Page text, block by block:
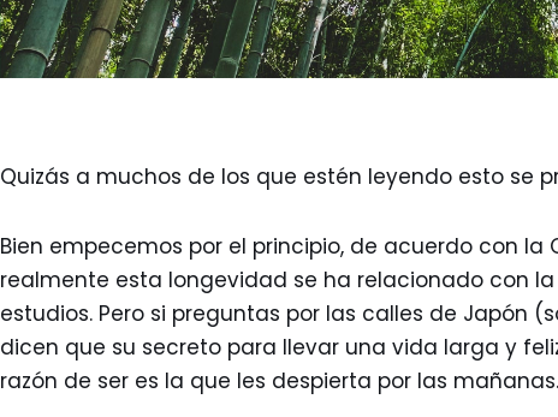
Quizás a muchos de los que estén leyendo esto se
Bien empecemos por el principio, de acuerdo con
realmente esta longevidad se ha relacionado con
estudios. Pero si preguntas por las calles de Japón
dicen que su secreto para llevar una vida larga y
razón de ser es la que les despierta por las mañanas.